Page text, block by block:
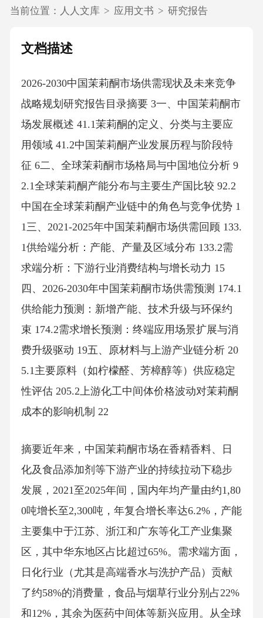
当前位置： 人人文库 > 应用文书 > 研究报告
文档描述
2026-2030中国茉莉酮市场供需现状及未来竞争
战略规划研究报告目录摘要 3一、中国茉莉酮市
场发展概述 41.1茉莉酮的定义、分类与主要应
用领域 41.2中国茉莉酮产业发展历程与阶段特
征 6二、全球茉莉酮市场格局与中国地位分析 9
2.1全球茉莉酮产能分布与主要生产国比较 92.2
中国在全球茉莉酮产业链中的角色与竞争优势 1
1三、2021-2025年中国茉莉酮市场供需回顾 133.
1供给端分析：产能、产量及区域分布 133.2需
求端分析：下游行业消费结构与增长动力 15
四、2026-2030年中国茉莉酮市场供需预测 174.1
供给能力预测：新增产能、技术升级与环保约
束 174.2需求增长预测：终端应用场景扩展与消
费升级驱动 19五、原材料与上游产业链分析 20
5.1主要原料（如柠檬醛、芳樟醇等）供应稳定
性评估 205.2上游化工中间体价格波动对茉莉酮
成本的影响机制 22
摘要近年来，中国茉莉酮市场在香精香料、日
化及食品添加剂等下游产业的持续拉动下稳步
发展，2021至2025年间，国内年均产量由约1,80
0吨增长至2,300吨，年复合增长率达6.2%，产能
主要集中于江苏、浙江和广东等化工产业集聚
区，其中华东地区占比超过65%。需求端方面，
日化行业（尤其是高端香水与洗护产品）贡献
了约58%的消费量，食品与烟草行业分别占22%
和12%，其余为医药中间体等新兴应用。从全球